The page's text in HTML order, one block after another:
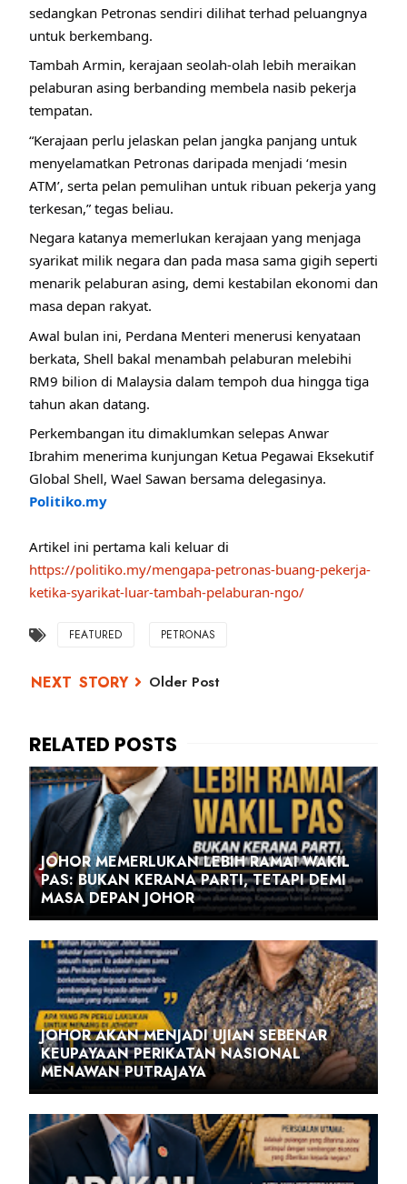
sedangkan Petronas sendiri dilihat terhad peluangnya
untuk berkembang.
Tambah Armin, kerajaan seolah-olah lebih meraikan
pelaburan asing berbanding membela nasib pekerja
tempatan.
“Kerajaan perlu jelaskan pelan jangka panjang untuk
menyelamatkan Petronas daripada menjadi ‘mesin
ATM’, serta pelan pemulihan untuk ribuan pekerja yang
terkesan,” tegas beliau.
Negara katanya memerlukan kerajaan yang menjaga
syarikat milik negara dan pada masa sama gigih seperti
menarik pelaburan asing, demi kestabilan ekonomi dan
masa depan rakyat.
Awal bulan ini, Perdana Menteri menerusi kenyataan
berkata, Shell bakal menambah pelaburan melebihi
RM9 bilion di Malaysia dalam tempoh dua hingga tiga
tahun akan datang.
Perkembangan itu dimaklumkan selepas Anwar
Ibrahim menerima kunjungan Ketua Pegawai Eksekutif
Global Shell, Wael Sawan bersama delegasinya.
Politiko.my
Artikel ini pertama kali keluar di
https://politiko.my/mengapa-petronas-buang-pekerja-
ketika-syarikat-luar-tambah-pelaburan-ngo/
FEATURED PETRONAS
Older Post
JOHOR MEMERLUKAN LEBIH RAMAI WAKIL
PAS: BUKAN KERANA PARTI, TETAPI DEMI
MASA DEPAN JOHOR
JOHOR AKAN MENJADI UJIAN SEBENAR
KEUPAYAAN PERIKATAN NASIONAL
MENAWAN PUTRAJAYA